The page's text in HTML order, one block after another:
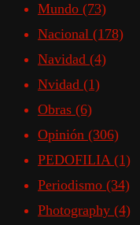
Mundo (73)
Nacional (178)
Navidad (4)
Nvidad (1)
Obras (6)
Opinión (306)
PEDOFILIA (1)
Periodismo (34)
Photography (4)